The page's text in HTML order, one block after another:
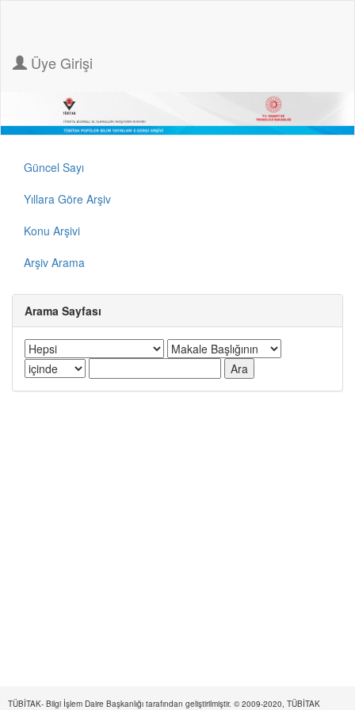
Üye Girişi
Güncel Sayı
Yıllara Göre Arşiv
Konu Arşivi
Arşiv Arama
Arama Sayfası
TÜBİTAK- Bilgi İşlem Daire Başkanlığı tarafından geliştirilmiştir. © 2009-2020, TÜBİTAK